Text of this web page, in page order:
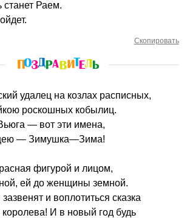
станет Раем.
Скопировать
удалец на козлах расписных,
роскошных кобылиц.
— вот эти имена,
— Зимушка—Зима!
фигурой и лицом,
ей до женщины земной.
и воплотиться сказка
И в новый год будь